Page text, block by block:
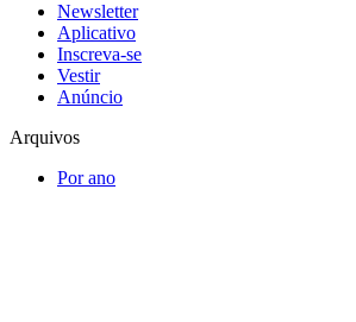
Newsletter
Aplicativo
Inscreva-se
Vestir
Anúncio
Arquivos
Por ano